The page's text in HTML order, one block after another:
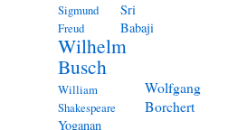
Sigmund
Freud
Sri
Babaji
Wilhelm
Busch
William
Shakespeare
Wolfgang
Borchert
Yoganan